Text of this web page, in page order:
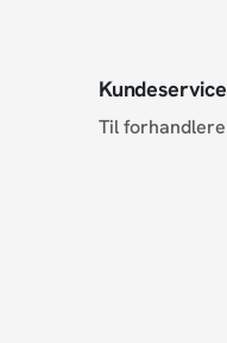
Kundeservice
Til forhandlere